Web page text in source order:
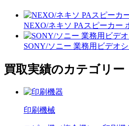
NEXO/ネキソ PAスピーカー
SONY/ソニー 業務用ビデオ
買取実績のカテゴリー
印刷機械